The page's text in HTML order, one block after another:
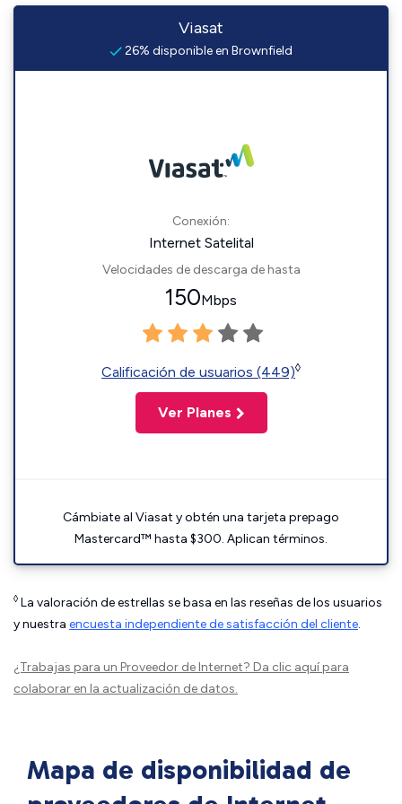
Viasat
26% disponible en Brownfield
Conexión:
Internet Satelital
Velocidades de descarga de hasta
150Mbps
Calificación de usuarios (449)◊
Ver Planes
Cámbiate al Viasat y obtén una tarjeta prepago
Mastercard™ hasta $300. Aplican términos.
◊ La valoración de estrellas se basa en las reseñas de los usuarios
y nuestra encuesta independiente de satisfacción del cliente.
¿Trabajas para un Proveedor de Internet? Da clic aquípara
colaborar en la actualización de datos.
Mapa de disponibilidad de